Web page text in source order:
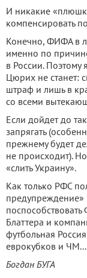
И никакие
компенсировать
Конечно, ФИФА в
именно по
в России. Поэтому
Цюрих не станет:
штраф и лишь в
со всеми
Если дойдет до
запрягать
прежнему будет
не происходит).
«слить Украину».
Как только РФС
предупреждение»
поспособствовать
Блаттера и
футбольная
еврокубков и ЧМ...
Богдан БУГА